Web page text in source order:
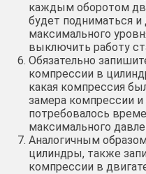
каждым оборотом
будет подниматься и
максимального
выключить работу
Обязательно
компрессии в
какая компрессия
замера компрессии и
потребовалось
максимального
Аналогичным
цилиндры, также
компрессии в